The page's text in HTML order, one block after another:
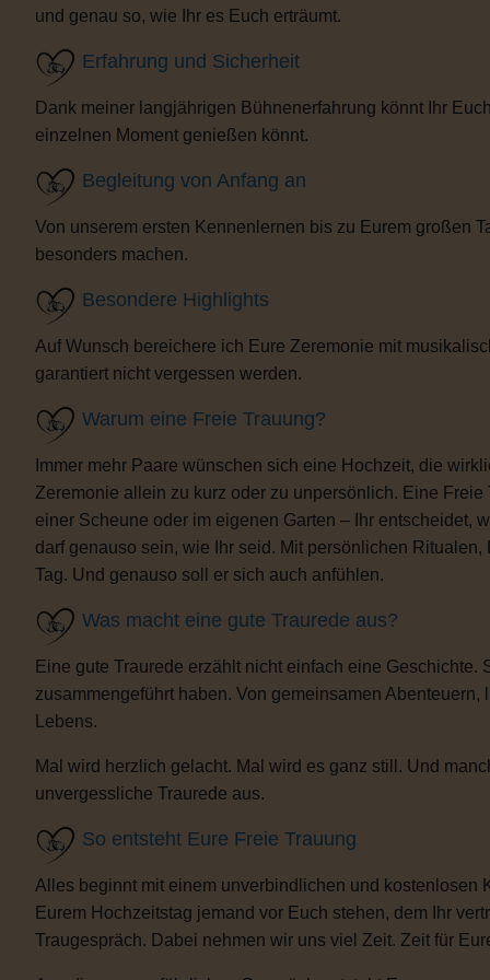
und genau so, wie Ihr es Euch erträumt.
Erfahrung und Sicherheit
Dank meiner langjährigen Bühnenerfahrung könnt Ihr
einzelnen Moment genießen könnt.
Begleitung von Anfang an
Von unserem ersten Kennenlernen bis zu Eurem großen
besonders machen.
Besondere Highlights
Auf Wunsch bereichere ich Eure Zeremonie mit
garantiert nicht vergessen werden.
Warum eine Freie Trauung?
Immer mehr Paare wünschen sich eine Hochzeit, die
Zeremonie allein zu kurz oder zu unpersönlich. Eine
einer Scheune oder im eigenen Garten – Ihr entscheidet,
darf genauso sein, wie Ihr seid. Mit persönlichen
Tag. Und genauso soll er sich auch anfühlen.
Was macht eine gute Traurede aus?
Eine gute Traurede erzählt nicht einfach eine
zusammengeführt haben. Von gemeinsamen
Lebens.
Mal wird herzlich gelacht. Mal wird es ganz still. Und
unvergessliche Traurede aus.
So entsteht Eure Freie Trauung
Alles beginnt mit einem unverbindlichen und
Eurem Hochzeitstag jemand vor Euch stehen, dem Ihr
Traugespräch. Dabei nehmen wir uns viel Zeit. Zeit für